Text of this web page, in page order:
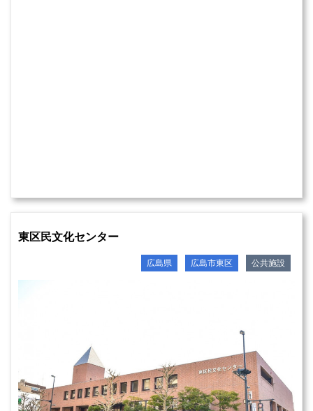
東区民文化センター
広島県 広島市東区 公共施設